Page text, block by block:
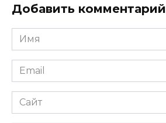
Добавить комментарий
Имя
*
Email
*
Сайт